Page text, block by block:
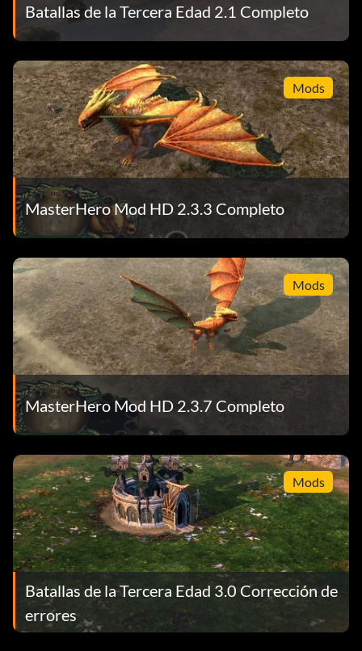
Batallas de la Tercera Edad 2.1 Completo
Mods
MasterHero Mod HD 2.3.3 Completo
Mods
MasterHero Mod HD 2.3.7 Completo
Mods
Batallas de la Tercera Edad 3.0 Corrección de
errores